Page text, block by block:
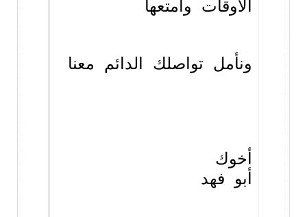
الأوقات وأمتعها
ونأمل تواصلك الدائم معنا
أخوك
أبو فهد